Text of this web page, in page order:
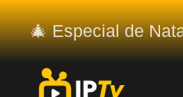
🎄 Especial de